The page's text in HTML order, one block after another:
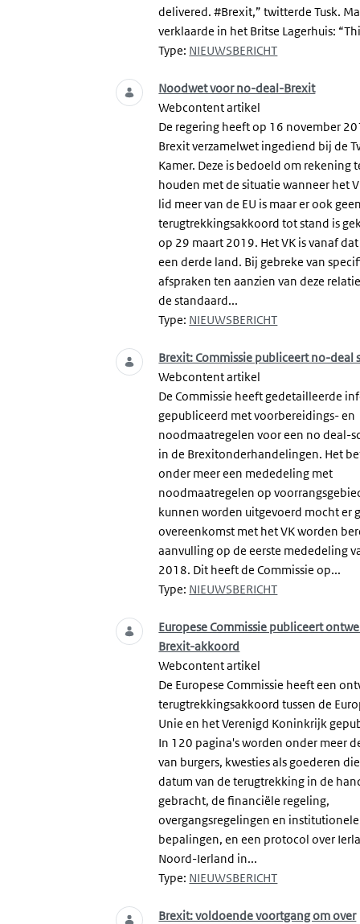
delivered. #Brexit,” twitterde Tusk.
verklaarde in het Britse Lagerhuis:
Type: NIEUWSBERICHT
Noodwet voor no-deal-Brexit
Webcontent artikel
De regering heeft op 16 november
Brexit verzamelwet ingediend bij de
Kamer. Deze is bedoeld om rekening
houden met de situatie wanneer het
lid meer van de EU is maar er ook
terugtrekkingsakkoord tot stand is
op 29 maart 2019. Het VK is vanaf
een derde land. Bij gebreke van
afspraken ten aanzien van deze
de standaard...
Type: NIEUWSBERICHT
Brexit: Commissie publiceert no-deal
Webcontent artikel
De Commissie heeft gedetailleerde
gepubliceerd met voorbereidings- en
noodmaatregelen voor een no deal-
in de Brexitonderhandelingen. Het
onder meer een mededeling met
noodmaatregelen op
kunnen worden uitgevoerd mocht er
overeenkomst met het VK worden
aanvulling op de eerste mededeling
2018. Dit heeft de Commissie op...
Type: NIEUWSBERICHT
Europese Commissie publiceert
Brexit-akkoord
Webcontent artikel
De Europese Commissie heeft een
terugtrekkingsakkoord tussen de
Unie en het Verenigd Koninkrijk
In 120 pagina's worden onder meer
van burgers, kwesties als goederen
datum van de terugtrekking in de
gebracht, de financiële regeling,
overgangsregelingen en institutionele
bepalingen, en een protocol over
Noord-Ierland in...
Type: NIEUWSBERICHT
Brexit: voldoende voortgang om over